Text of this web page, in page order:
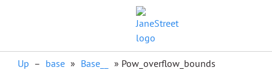
Up – base » Base__ » Pow_overflow_bounds